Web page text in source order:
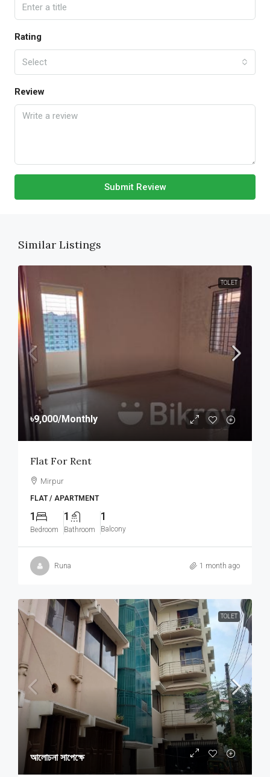
Rating
Select
Review
Submit Review
Similar Listings
TOLET
৳9,000/Monthly
Flat For Rent
Mirpur
FLAT / APARTMENT
1
Bedroom
1
Bathroom
1
Balcony
Runa 1 month ago
TOLET
আলোচনা সাপেক্ষে